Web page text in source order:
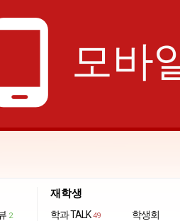
모바
2
재학생
학과 TALK 49
학생회